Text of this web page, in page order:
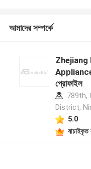
আমাদের সম্পর্কে
Zhejiang
প্রোফাইল
789th,
District,
5.0
যাচাইকৃত